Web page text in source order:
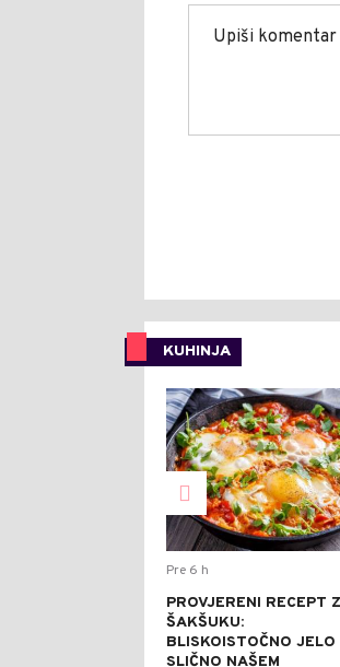
KUHINJA
Pre 6 h
PROVJERENI RECEPT
ŠAKŠUKU:
BLISKOISTOČNO JELO
SLIČNO NAŠEM